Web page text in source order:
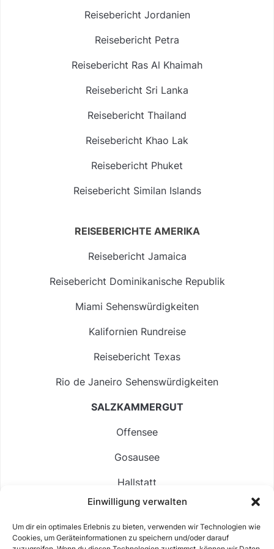
Einwilligung verwalten
Um dir ein optimales Erlebnis zu bieten, verwenden wir Technologien wie
Cookies, um Geräteinformationen zu speichern und/oder darauf
Reisebericht Jordanien
Reisebericht Petra
Reisebericht Ras Al Khaimah
Reisebericht Sri Lanka
Reisebericht Thailand
Reisebericht Khao Lak
Reisebericht Phuket
Reisebericht Similan Islands
REISEBERICHTE AMERIKA
Reisebericht Jamaica
Reisebericht Dominikanische Republik
Miami Sehenswürdigkeiten
Kalifornien Rundreise
Reisebericht Texas
Rio de Janeiro Sehenswürdigkeiten
SALZKAMMERGUT
Offensee
Gosausee
Hallstatt
Langbathsee
Altausseer See